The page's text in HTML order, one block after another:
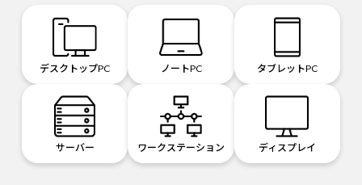
デスクトップPC ノートPC タブレットPC
サーバー ワークステーション ディスプレイ